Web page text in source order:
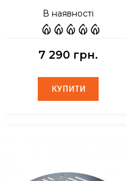
В наявності
7 290 грн.
КУПИТИ
КУПИТИ